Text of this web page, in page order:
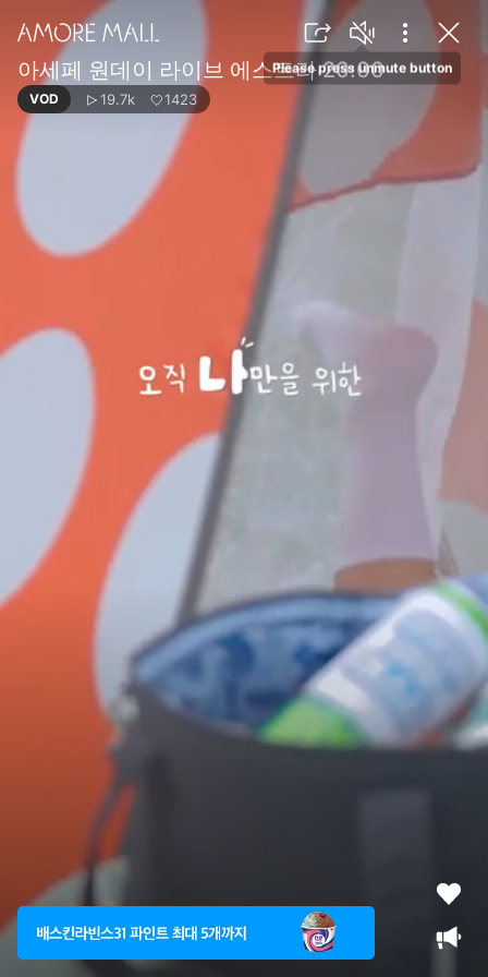
아세페 원데이 라이브 에스트라 20:00
VOD 19.7k 1423
Please press unmute button